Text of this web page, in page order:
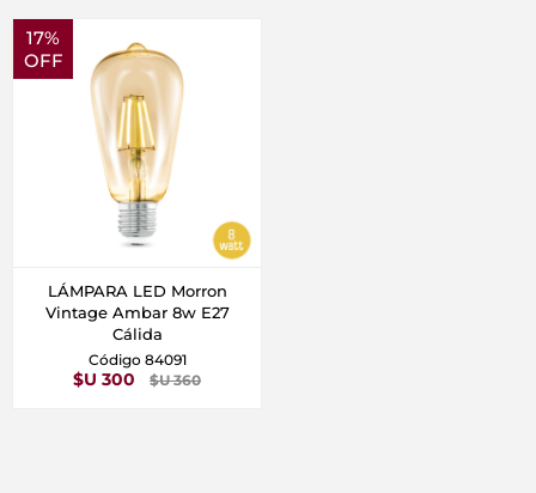
17%
OFF
LÁMPARA LED Morron
Vintage Ambar 8w E27
Cálida
Código 84091
$U 300 $U 360